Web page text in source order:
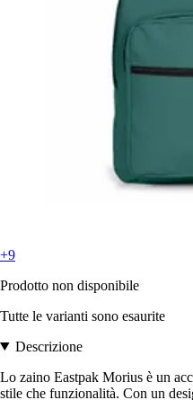
+9
Prodotto non disponibile
Tutte le varianti sono esaurite
Descrizione
Lo zaino Eastpak Morius è un
stile che funzionalità. Con un